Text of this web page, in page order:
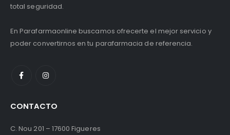
total seguridad.
En Parafarmaonline buscamos ofrecerte el mejor servicio y
poder convertirnos en tu parafarmacia de referencia.
CONTACTO
C. Nou 201 – 17600 Figueres